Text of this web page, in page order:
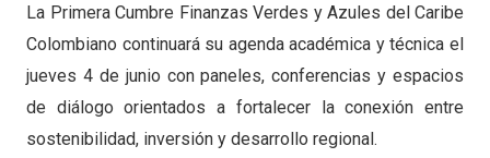
La Primera Cumbre Finanzas Verdes y Azules del Caribe
Colombiano continuará su agenda académica y técnica el
jueves 4 de junio con paneles, conferencias y espacios
de diálogo orientados a fortalecer la conexión entre
sostenibilidad, inversión y desarrollo regional.